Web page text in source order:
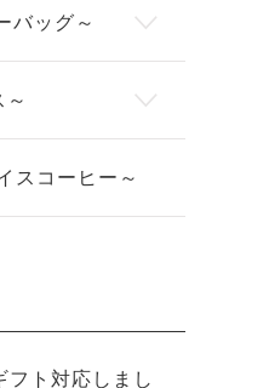
バッグ～
スコーヒー～
フト対応しまし